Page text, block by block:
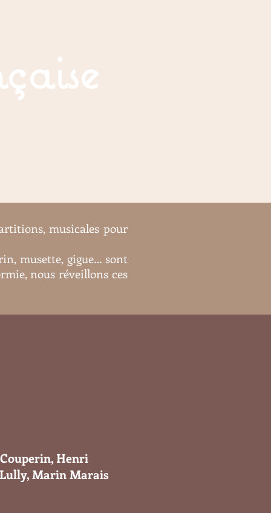
musicales pour
musette, gigue… sont
nous réveillons ces
Henri
Lully, Marin Marais